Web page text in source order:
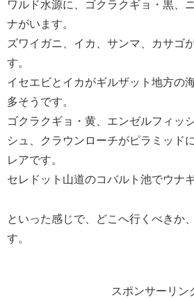
ワルド水源に、ゴクラクギョ・黒、
ナがいます。
ズワイガニ、イカ、サンマ、カサゴ
す。
イセエビとイカがギルザット地方の
多そうです。
ゴクラクギョ・黄、エンゼルフィッ
シュ、クラウンローチがピラミッド
レアです。
セレドット山道のコバルト池でウナ
といった感じで、どこへ行くべきか
す。
スポンサーリン